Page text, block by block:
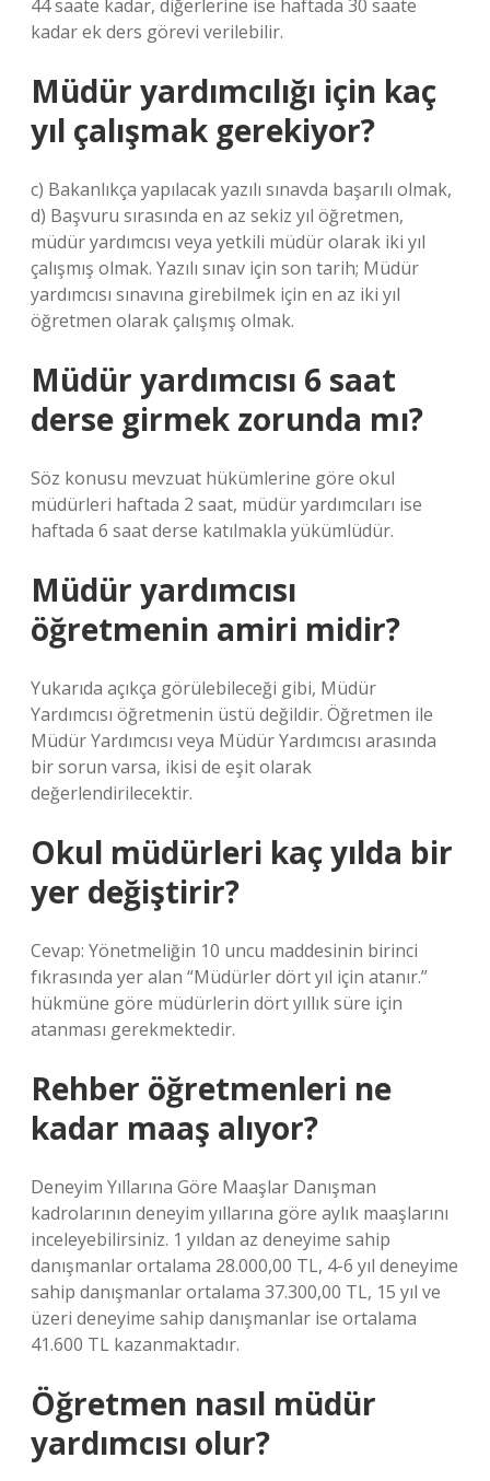
44 saate kadar, diğerlerine ise haftada 30 saate
kadar ek ders görevi verilebilir.
Müdür yardımcılığı için kaç
yıl çalışmak gerekiyor?
c) Bakanlıkça yapılacak yazılı sınavda başarılı olmak,
d) Başvuru sırasında en az sekiz yıl öğretmen,
müdür yardımcısı veya yetkili müdür olarak iki yıl
çalışmış olmak. Yazılı sınav için son tarih; Müdür
yardımcısı sınavına girebilmek için en az iki yıl
öğretmen olarak çalışmış olmak.
Müdür yardımcısı 6 saat
derse girmek zorunda mı?
Söz konusu mevzuat hükümlerine göre okul
müdürleri haftada 2 saat, müdür yardımcıları ise
haftada 6 saat derse katılmakla yükümlüdür.
Müdür yardımcısı
öğretmenin amiri midir?
Yukarıda açıkça görülebileceği gibi, Müdür
Yardımcısı öğretmenin üstü değildir. Öğretmen ile
Müdür Yardımcısı veya Müdür Yardımcısı arasında
bir sorun varsa, ikisi de eşit olarak
değerlendirilecektir.
Okul müdürleri kaç yılda bir
yer değiştirir?
Cevap: Yönetmeliğin 10 uncu maddesinin birinci
fıkrasında yer alan “Müdürler dört yıl için atanır.”
hükmüne göre müdürlerin dört yıllık süre için
atanması gerekmektedir.
Rehber öğretmenleri ne
kadar maaş alıyor?
Deneyim Yıllarına Göre Maaşlar Danışman
kadrolarının deneyim yıllarına göre aylık maaşlarını
inceleyebilirsiniz. 1 yıldan az deneyime sahip
danışmanlar ortalama 28.000,00 TL, 4-6 yıl deneyime
sahip danışmanlar ortalama 37.300,00 TL, 15 yıl ve
üzeri deneyime sahip danışmanlar ise ortalama
41.600 TL kazanmaktadır.
Öğretmen nasıl müdür
yardımcısı olur?